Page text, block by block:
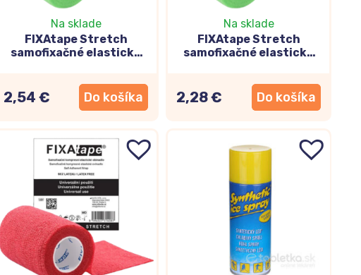
Na sklade
FIXAtape Stretch
samofixačné elastické
2,54 € Do košíka
Na sklade
FIXAtape Stretch
samofixačné elastické
2,28 € Do košíka